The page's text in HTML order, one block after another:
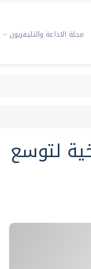
مجلة الاذاعة والتليفزيون
لتوسع